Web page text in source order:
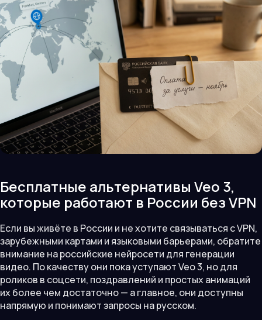
Бесплатные альтернативы Veo 3,
которые работают в России без VPN
Если вы живёте в России и не хотите связываться с VPN,
зарубежными картами и языковыми барьерами, обратите
внимание на российские нейросети для генерации
видео. По качеству они пока уступают Veo 3, но для
роликов в соцсети, поздравлений и простых анимаций
их более чем достаточно — а главное, они доступны
напрямую и понимают запросы на русском.